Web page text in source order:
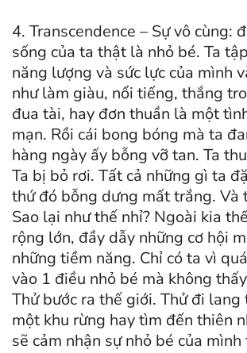
4. Transcendence – Sự vô cùng:
sống của ta thật là nhỏ bé. Ta
năng lượng và sức lực của mình
như làm giàu, nổi tiếng, thắng
đua tài, hay đơn thuần là một
mạn. Rồi cái bong bóng mà ta
hàng ngày ấy bỗng vỡ tan. Ta
Ta bị bỏ rơi. Tất cả những gì ta
thứ đó bỗng dưng mất trắng. Và
Sao lại như thế nhỉ? Ngoài kia
rộng lớn, đầy dẫy những cơ hội
những tiềm năng. Chỉ có ta vì
vào 1 điều nhỏ bé mà không
Thử bước ra thế giới. Thử đi lang
một khu rừng hay tìm đến thiên
sẽ cảm nhận sự nhỏ bé của